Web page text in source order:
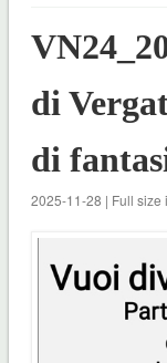
di
di
2025-11-28 | Full size